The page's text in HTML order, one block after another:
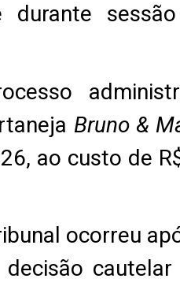
durante
Bruno &
ao custo de
ocorreu